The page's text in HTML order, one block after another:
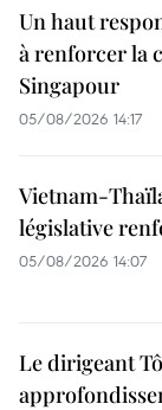
Un haut
à renforcer la
Singapour
05/08/2026 14:17
Vietnam-
législative
05/08/2026 14:07
Le dirigeant